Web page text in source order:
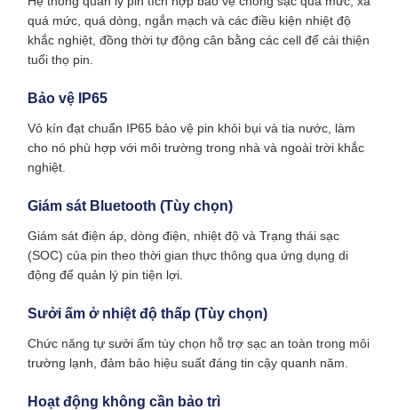
quá mức, quá dòng, ngắn mạch và các điều kiện nhiệt độ
khắc nghiệt, đồng thời tự động cân bằng các cell để cải thiện
tuổi thọ pin.
Bảo vệ IP65
Vỏ kín đạt chuẩn IP65 bảo vệ pin khỏi bụi và tia nước, làm
cho nó phù hợp với môi trường trong nhà và ngoài trời khắc
nghiệt.
Giám sát Bluetooth (Tùy chọn)
Giám sát điện áp, dòng điện, nhiệt độ và Trạng thái sạc
(SOC) của pin theo thời gian thực thông qua ứng dụng di
động để quản lý pin tiện lợi.
Sưởi ấm ở nhiệt độ thấp (Tùy chọn)
Chức năng tự sưởi ấm tùy chọn hỗ trợ sạc an toàn trong môi
trường lạnh, đảm bảo hiệu suất đáng tin cậy quanh năm.
Hoạt động không cần bảo trì